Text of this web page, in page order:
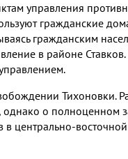
управления
гражданские
гражданским
в районе Ставков.
.
Тихоновки.
однако о полноценном
центрально-